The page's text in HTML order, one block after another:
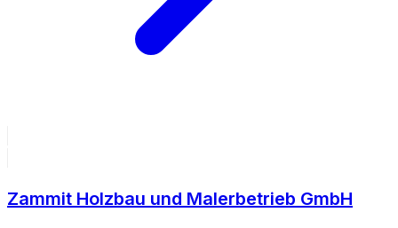
Zammit Holzbau und Malerbetrieb GmbH